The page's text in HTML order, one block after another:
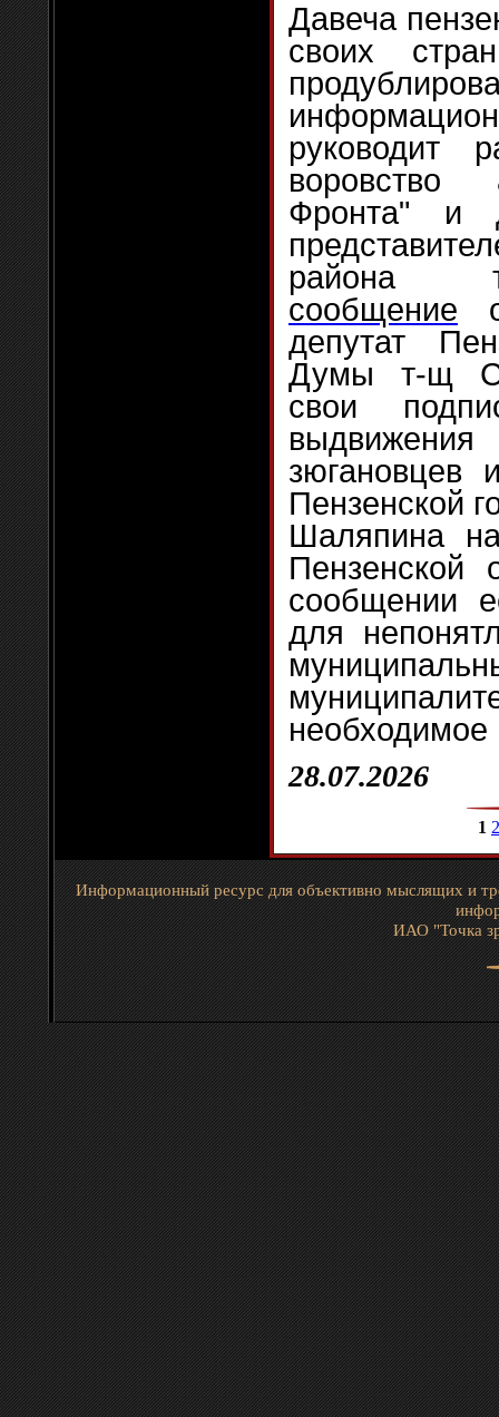
Давеча
своих
руководит
воровство
Фронта" и
района
сообщение
депутат
Думы т-щ
свои
зюгановцев
Пензенской
Шаляпина
сообщении
для
необходимое
28.07.2026
1 2
Информационный ресурс для объективно мыслящих и
ИАО "Точка